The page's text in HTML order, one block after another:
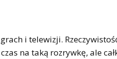
i telewizji.
na taką rozrywkę, ale